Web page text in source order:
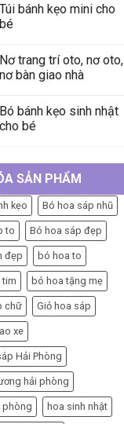
Túi bánh kẹo mini cho
bé
Nơ trang trí oto, nơ oto,
nơ bàn giao nhà
Bó bánh kẹo sinh nhật
cho bé
SẢN PHẨM
kẹo Bó hoa sáp nhũ
to Bó hoa sáp đẹp
đẹp bó hoa to
tim bó hoa tặng mẹ
chữ Giỏ hoa sáp
xe
Hải Phòng
hải phòng
phòng hoa sinh nhật